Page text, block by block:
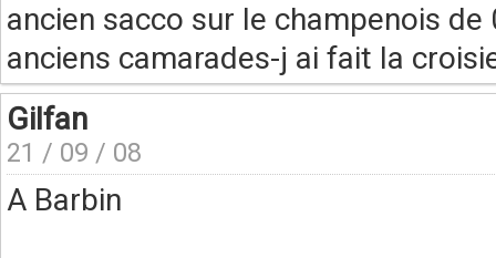
ancien sacco sur le champenois
anciens camarades-j ai fait la
Gilfan
21 / 09 / 08
A Barbin